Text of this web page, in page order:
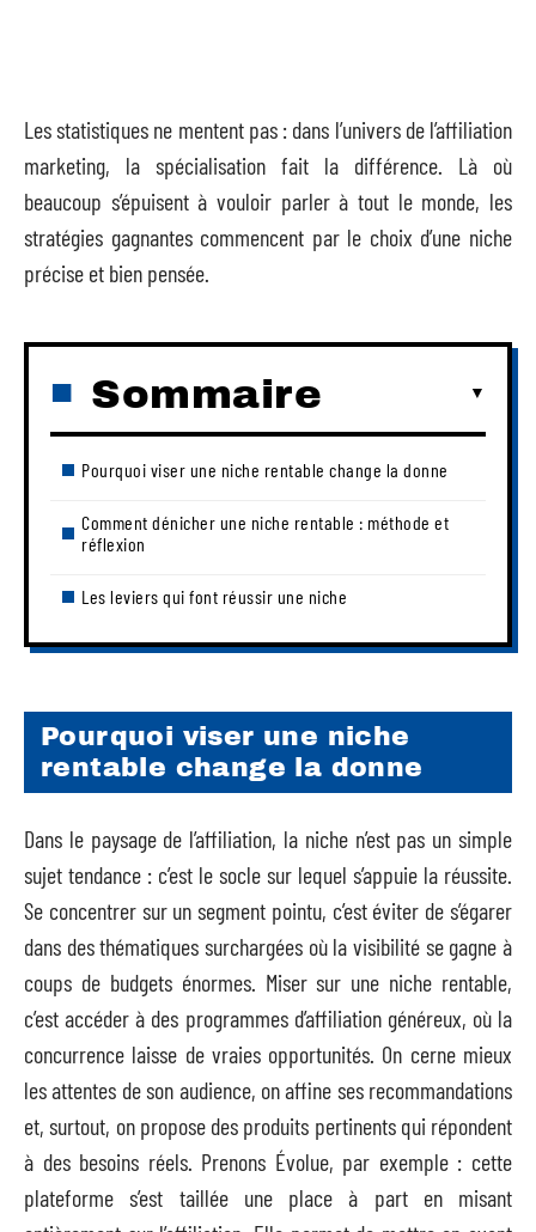
Les statistiques ne mentent pas : dans l’univers de l’affiliation
marketing, la spécialisation fait la différence. Là où
beaucoup s’épuisent à vouloir parler à tout le monde, les
stratégies gagnantes commencent par le choix d’une niche
précise et bien pensée.
Sommaire
Pourquoi viser une niche rentable change la donne
Comment dénicher une niche rentable : méthode et
réflexion
Les leviers qui font réussir une niche
Pourquoi viser une niche
rentable change la donne
Dans le paysage de l’affiliation, la niche n’est pas un simple
sujet tendance : c’est le socle sur lequel s’appuie la réussite.
Se concentrer sur un segment pointu, c’est éviter de s’égarer
dans des thématiques surchargées où la visibilité se gagne à
coups de budgets énormes. Miser sur une niche rentable,
c’est accéder à des programmes d’affiliation généreux, où la
concurrence laisse de vraies opportunités. On cerne mieux
les attentes de son audience, on affine ses recommandations
et, surtout, on propose des produits pertinents qui répondent
à des besoins réels. Prenons Évolue, par exemple : cette
plateforme s’est taillée une place à part en misant